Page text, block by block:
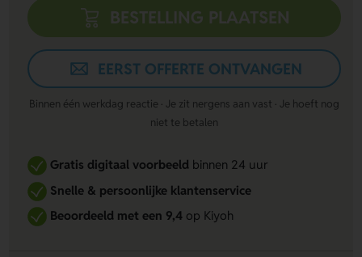
BESTELLING PLAATSEN
EERST OFFERTE ONTVANGEN
Binnen één werkdag reactie · Je zit nergens aan vast · Je hoeft nog
niet te betalen
Gratis digitaal voorbeeldbinnen 24 uur
Snelle & persoonlijke klantenservice
Beoordeeld met een 9,4op Kiyoh